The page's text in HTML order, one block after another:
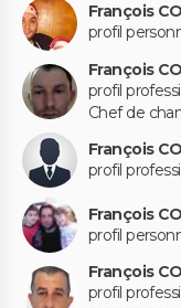
François
profil
François
profil
Chef de
François
profil
François
profil
François
profil